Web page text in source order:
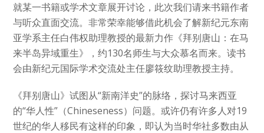
就某一书籍或学术文章展开讨论，此次我们请来书籍作者
与听众直面交流。非常荣幸能够借此机会了解新纪元东南
亚学系主任白伟权助理教授的最新力作《拜别唐山：在马
来半岛异域重生》，约130名师生与大众慕名而来。读书
会由新纪元国际学术交流处主任廖筱纹助理教授主持。
《拜别唐山》试图从“新南洋史”的脉络，探讨马来西亚
的“华人性”（Chineseness）问题。或许仍有许多人对19
世纪的华人移民有这样的印象，即认为当时华社多数由从